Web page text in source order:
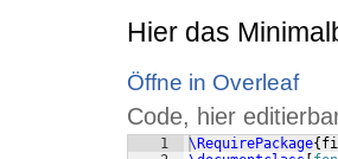
Hier das
Öffne in Overleaf
Code, hier
1
\RequirePackage{